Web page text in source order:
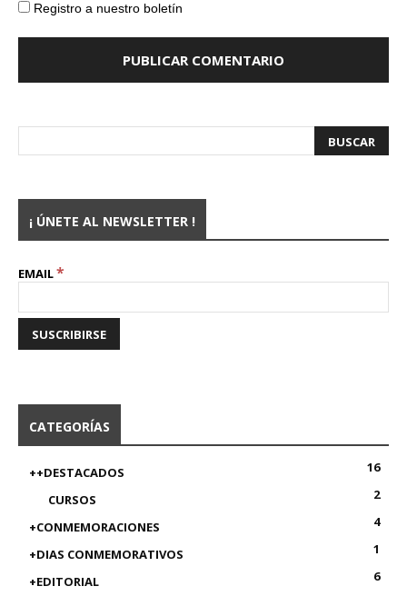
Registro a nuestro boletín
¡ ÚNETE AL NEWSLETTER !
EMAIL*
CATEGORÍAS
++DESTACADOS
16
CURSOS
2
+CONMEMORACIONES
4
+DIAS CONMEMORATIVOS
1
+EDITORIAL
6